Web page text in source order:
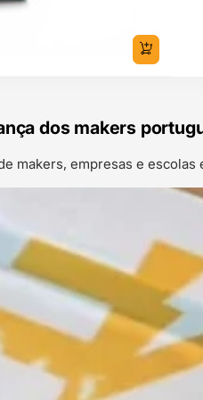
dos makers
makers, empresas e escolas